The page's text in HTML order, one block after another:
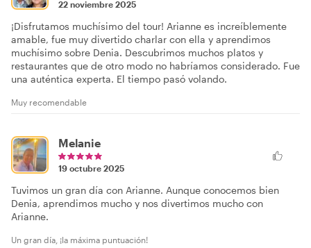
22 noviembre 2025
¡Disfrutamos muchísimo del tour! Arianne es increíblemente
amable, fue muy divertido charlar con ella y aprendimos
muchísimo sobre Denia. Descubrimos muchos platos y
restaurantes que de otro modo no habríamos considerado. Fue
una auténtica experta. El tiempo pasó volando.
Muy recomendable
Melanie
19 octubre 2025
Tuvimos un gran día con Arianne. Aunque conocemos bien
Denia, aprendimos mucho y nos divertimos mucho con
Arianne.
Un gran día, ¡la máxima puntuación!